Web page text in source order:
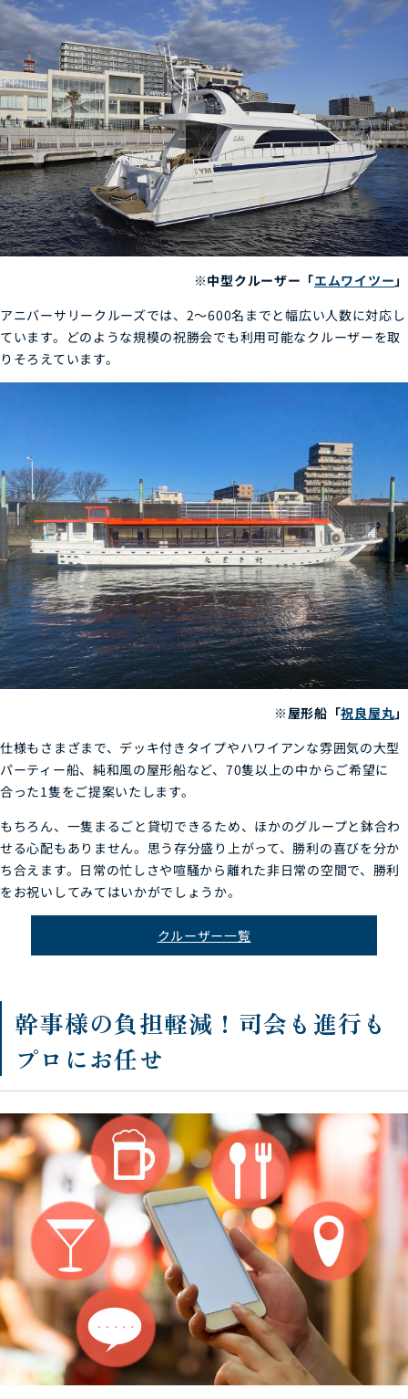
※中型クルーザー「エムワイツー 」
アニバーサリークルーズでは、2～600名までと幅広い人数に対応し
ています。どのような規模の祝勝会でも利用可能なクルーザーを取
りそろえています。
※屋形船「祝良屋丸」
仕様もさまざまで、デッキ付きタイプやハワイアンな雰囲気の大型
パーティー船、純和風の屋形船など、70隻以上の中からご希望に
合った1隻をご提案いたします。
もちろん、一隻まるごと貸切できるため、ほかのグループと鉢合わ
せる心配もありません。思う存分盛り上がって、勝利の喜びを分か
ち合えます。日常の忙しさや喧騒から離れた非日常の空間で、勝利
をお祝いしてみてはいかがでしょうか。
クルーザー一覧
幹事様の負担軽減！司会も進行も
プロにお任せ